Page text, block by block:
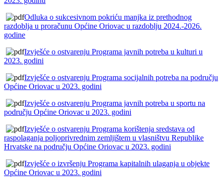
Odluka o sukcesivnom pokriću manjka iz prethodnog
razdoblja u proračunu Općine Oriovac u razdoblju 2024.-2026.
godine
Izvješće o ostvarenju Programa javnih potreba u kulturi u
2023. godini
Izvješće o ostvarenju Programa socijalnih potreba na području
Općine Oriovac u 2023. godini
Izvješće o ostvarenju Programa javnih potreba u sportu na
području Općine Oriovac u 2023. godini
Izvješće o ostvarenju Programa korištenja sredstava od
raspolaganja poljoprivrednim zemljištem u vlasništvu Republike
Hrvatske na području Općine Oriovac u 2023. godini
Izvješće o izvršenju Programa kapitalnih ulaganja u objekte
Općine Oriovac u 2023. godini